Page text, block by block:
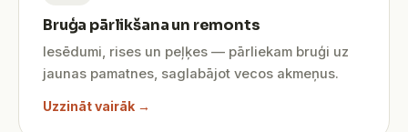
Bruģa pārlikšana un remonts
Iesēdumi, rises un peļķes — pārliekam bruģi uz
jaunas pamatnes, saglabājot vecos akmeņus.
Uzzināt vairāk →